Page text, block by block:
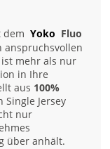
dem Yoko Fluo
anspruchsvollen
mehr als nur
in Ihre
aus 100%
Single Jersey
nur
über anhält.